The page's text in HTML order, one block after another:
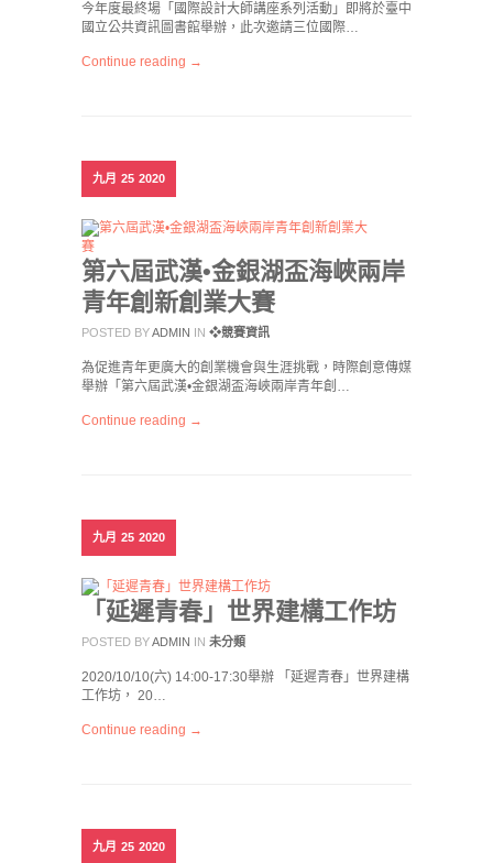
今年度最終場「國際設計大師講座系列活動」即將於臺中
國立公共資訊圖書館舉辦，此次邀請三位國際…
Continue reading →
九月 25 2020
第六屆武漢•金銀湖盃海峽兩岸
青年創新創業大賽
POSTED BYADMIN IN ❖競賽資訊
為促進青年更廣大的創業機會與生涯挑戰，時際創意傳媒
舉辦「第六屆武漢•金銀湖盃海峽兩岸青年創…
Continue reading →
九月 25 2020
「延遲青春」世界建構工作坊
POSTED BYADMIN IN 未分類
2020/10/10(六) 14:00-17:30舉辦 「延遲青春」世界建構
工作坊， 20…
Continue reading →
九月 25 2020